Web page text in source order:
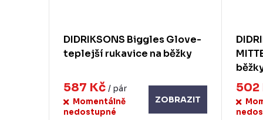
DIDRIKSONS Biggles Glove-
teplejší rukavice na běžky
587 Kč / pár
Momentálně
nedostupné
ZOBRAZIT